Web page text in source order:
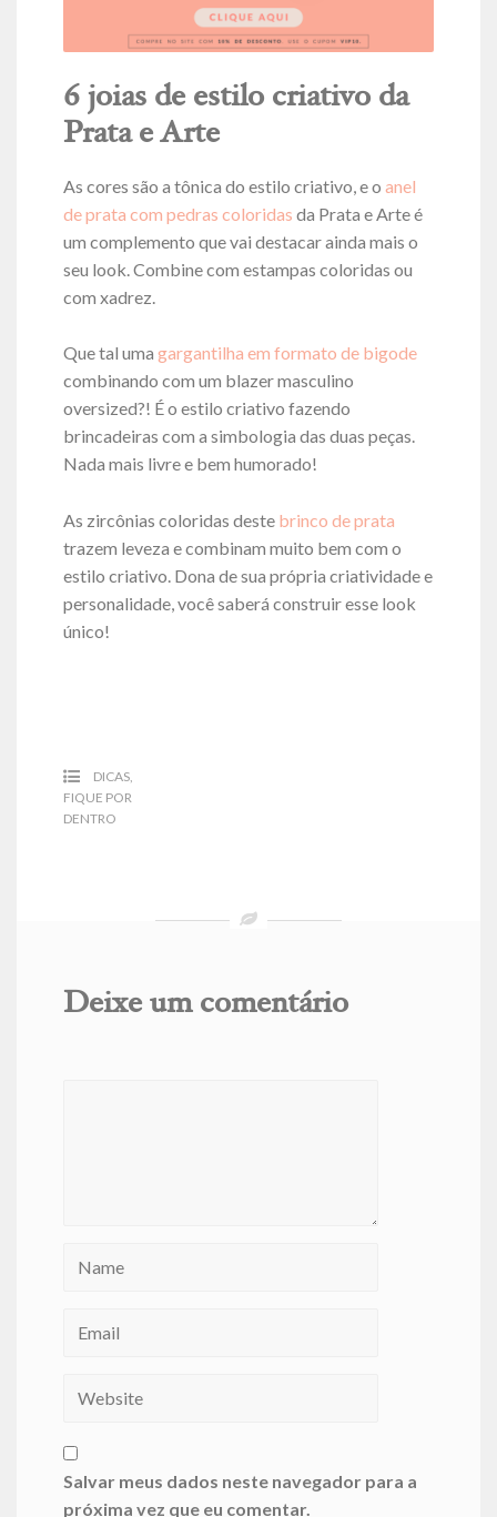
6 joias de estilo criativo da
Prata e Arte
As cores são a tônica do estilo criativo, e o anel
de prata com pedras coloridas da Prata e Arte é
um complemento que vai destacar ainda mais o
seu look. Combine com estampas coloridas ou
com xadrez.
Que tal uma gargantilha em formato de bigode
combinando com um blazer masculino
oversized?! É o estilo criativo fazendo
brincadeiras com a simbologia das duas peças.
Nada mais livre e bem humorado!
As zircônias coloridas deste brinco de prata
trazem leveza e combinam muito bem com o
estilo criativo. Dona de sua própria criatividade e
personalidade, você saberá construir esse look
único!
DICAS,
FIQUE POR
DENTRO
Deixe um comentário
Salvar meus dados neste navegador para a
próxima vez que eu comentar.